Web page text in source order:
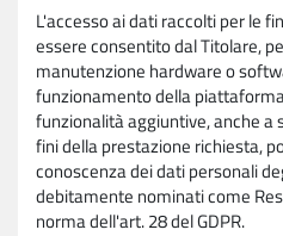
L'accesso ai dati raccolti per le
essere consentito dal Titolare,
manutenzione hardware o
funzionamento della
funzionalità aggiuntive, anche a
fini della prestazione richiesta,
conoscenza dei dati personali
debitamente nominati come
norma dell'art. 28 del GDPR.